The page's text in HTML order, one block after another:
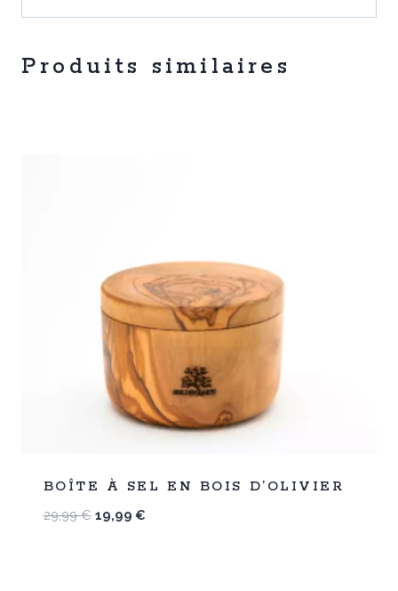
Produits similaires
-
33
BOÎTE À SEL EN BOIS D’OLIVIER
29,99€ Le
19,99 €Le